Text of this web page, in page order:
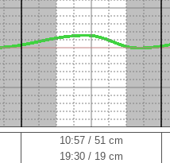
10:57 / 51 cm
19:30 / 19 cm